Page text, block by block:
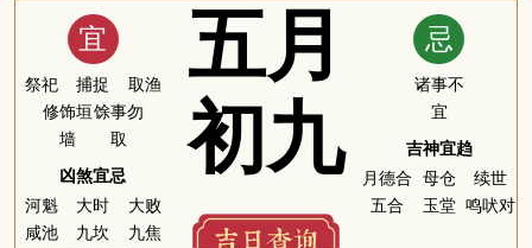
宜
祭祀 捕捉
取渔
修饰垣
墙
馀事勿
取
凶煞宜忌
河魁
大时
大败
咸池
九坎
九焦
五月
初九
忌
诸事不
宜
吉神宜趋
月德合
母仓
续世
五合
玉堂 鸣吠对